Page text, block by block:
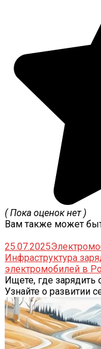
( Пока оценок нет )
Вам также может
25.07.2025
Инфраструктура
электромобилей в
Ищете, где зарядить
Узнайте о развитии